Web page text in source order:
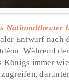
Nationaltheater
Entwurf nach
Während
Königs immer